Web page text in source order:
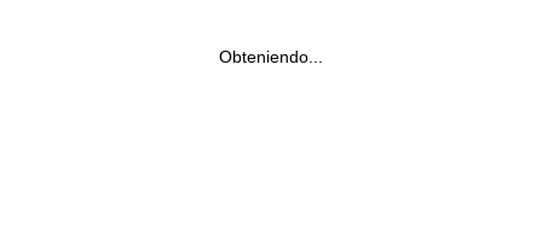
Obteniendo...